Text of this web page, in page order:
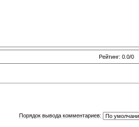
Рейтинг: 0.0/0
Порядок вывода комментариев: